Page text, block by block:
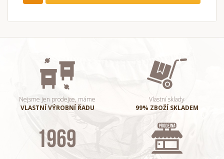
Nejsme jen prodejce, máme
VLASTNÍ VÝROBNÍ ŘADU
Vlastní sklady
99% ZBOŽÍ SKLADEM